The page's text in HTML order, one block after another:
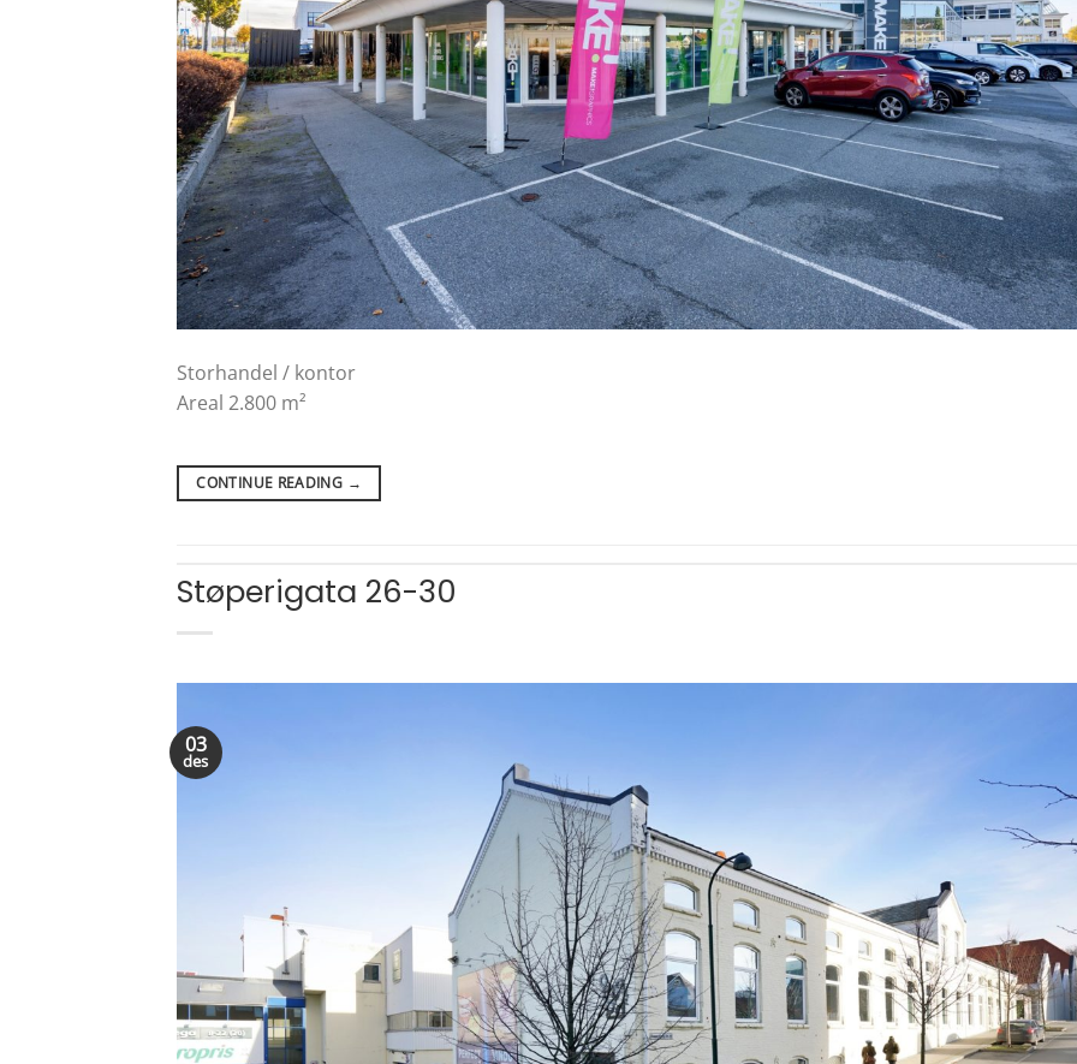
Storhandel / kontor
Areal 2.800 m²
CONTINUE READING →
Støperigata 26-30
03
des